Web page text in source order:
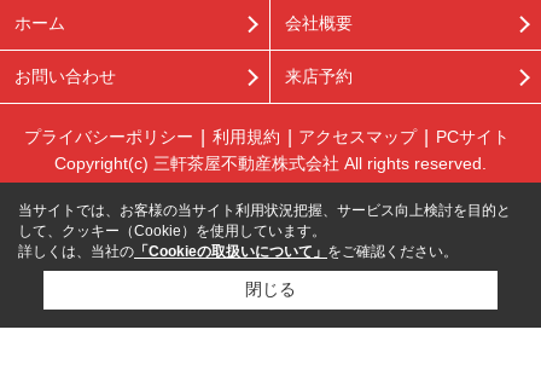
ホーム 会社概要
お問い合わせ 来店予約
プライバシーポリシー 利用規約 アクセスマップ
PCサイト
Copyright(c) 三軒茶屋不動産株式会社 All rights reserved.
当サイトでは、お客様の当サイト利用状況把握、サービス向上検討を目的と
して、クッキー（Cookie）を使用しています。
詳しくは、当社の 「Cookieの取扱いについて」 をご確認ください。
閉じる